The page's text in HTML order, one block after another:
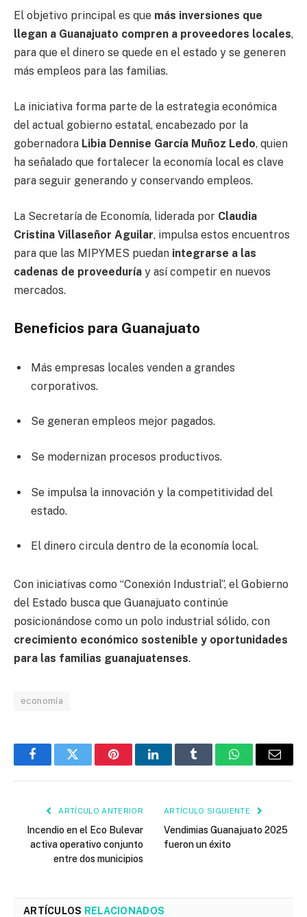
El objetivo principal es que más inversiones que
llegan a Guanajuato compren a proveedores locales,
para que el dinero se quede en el estado y se generen
más empleos para las familias.
La iniciativa forma parte de la estrategia económica
del actual gobierno estatal, encabezado por la
gobernadora Libia Dennise García Muñoz Ledo, quien
ha señalado que fortalecer la economía local es clave
para seguir generando y conservando empleos.
La Secretaría de Economía, liderada por Claudia
Cristina Villaseñor Aguilar, impulsa estos encuentros
para que las MIPYMES puedan integrarse a las
cadenas de proveeduría y así competir en nuevos
mercados.
Beneficios para Guanajuato
Más empresas locales venden a grandes
corporativos.
Se generan empleos mejor pagados.
Se modernizan procesos productivos.
Se impulsa la innovación y la competitividad del
estado.
El dinero circula dentro de la economía local.
Con iniciativas como “Conexión Industrial”, el Gobierno
del Estado busca que Guanajuato continúe
posicionándose como un polo industrial sólido, con
crecimiento económico sostenible y oportunidades
para las familias guanajuatenses.
economía
FacebookTwitter PinterestLinkedInTumblr WhatsAppEmail
ARTÍCULO ANTERIOR
Incendio en el Eco Bulevar
activa operativo conjunto
entre dos municipios
ARTÍCULO SIGUIENTE
Vendimias Guanajuato 2025
fueron un éxito
ARTÍCULOS RELACIONADOS